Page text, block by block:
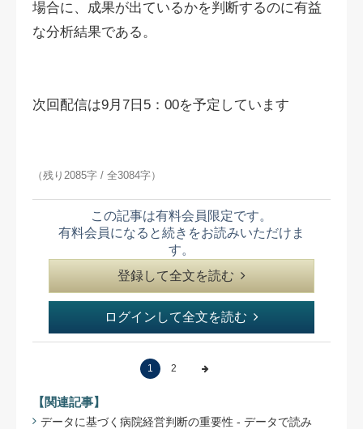
場合に、成果が出ているかを判断するのに有益
な分析結果である。
次回配信は9月7日5：00を予定しています
（残り2085字 / 全3084字）
この記事は有料会員限定です。
有料会員になると続きをお読みいただけま
す。
登録して全文を読む
ログインして全文を読む
1 2
【関連記事】
データに基づく病院経営判断の重要性 - データで読み